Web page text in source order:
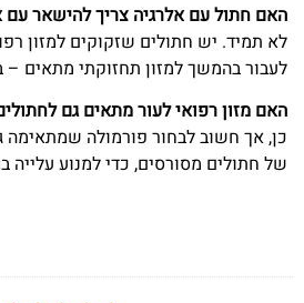
האם חתול עם אלרגיה צריך להישאר עם
לא תמיד. יש חתולים שזקוקים למזון
לעבור בהמשך למזון תחזוקתי מתאים
האם מזון רפואי לעור מתאים גם
כן, אך חשוב לבחור פורמולה שמתאימה
של חתולים מסורסים, כדי למנוע עלייה